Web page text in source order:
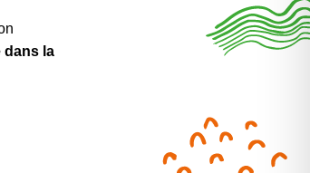
Projets de recherche
dans la